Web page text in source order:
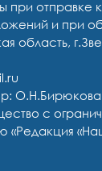
при отправке
и при
область,
О.Н.Бирюкова
с
«Редакция